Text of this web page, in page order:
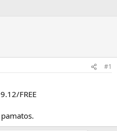
#1
FREE